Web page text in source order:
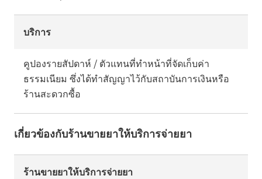
บริการ
คูปองรายสัปดาห์ / ตัวแทนที่ทำหน้าที่จัดเก็บค่า
ธรรมเนียม ซึ่งได้ทำสัญญาไว้กับสถาบันการเงินหรือ
ร้านสะดวกซื้อ
เกี่ยวข้องกับร้านขายยาให้บริการจ่ายยา
ร้านขายยาให้บริการจ่ายยา